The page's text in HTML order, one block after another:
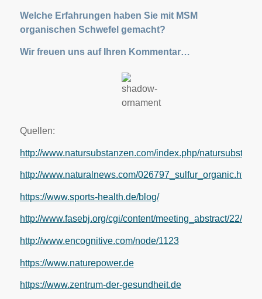
Welche Erfahrungen haben Sie mit MSM
organischen Schwefel gemacht?
Wir freuen uns auf Ihren Kommentar…
Quellen:
http://www.natursubstanzen.com/index.php/
http://www.naturalnews.com/026797_sulfur_organic.html
https://www.sports-health.de/blog/
http://www.fasebj.org/cgi/content/meeting_abstract/22/
http://www.encognitive.com/node/1123
https://www.naturepower.de
https://www.zentrum-der-gesundheit.de